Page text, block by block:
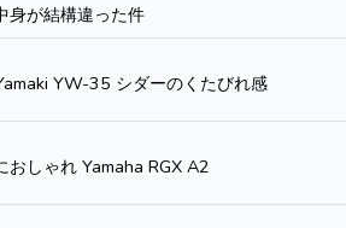
身が結構違った件
YW-35 シダーのくたびれ感
おしゃれ Yamaha RGX A2